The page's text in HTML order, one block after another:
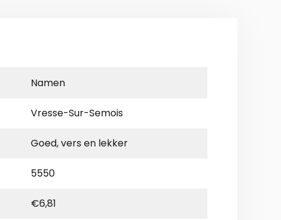
Namen
Vresse-Sur-Semois
Goed, vers en lekker
5550
€6,81